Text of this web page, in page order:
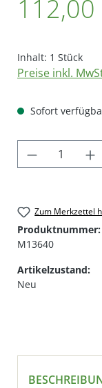
112,00
Inhalt: 1 Stück
Preise inkl.
Sofort
Produkt
Zum Merkzettel
Produktnummer:
M13640
Artikelzustand:
Neu